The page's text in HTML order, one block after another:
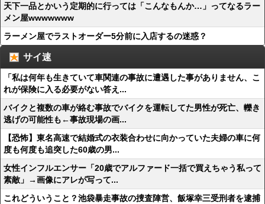
天下一品とかいう定期的に行っては「こんなもんか…」ってなるラー
メン屋wwwwwww
ラーメン屋でラストオーダー5分前に入店するの迷惑？
サイ速
「私は何年も生きていて車関連の事故に遭遇した事がありません、こ
れが保険に入る必要がない答え...
バイクと複数の車が絡む事故でバイクを運転してた男性が死亡、轢き
逃げの可能性も←事故現場の画...
【恐怖】東名高速で結婚式の衣装合わせに向かっていた夫婦の車に何
度も何度も追突した60歳の男...
女性インフルエンサー「20歳でアルファード一括で買えちゃう私って
素敵」→画像にアレが写って...
これどういうこと？池袋暴走事故の捜査陣営、飯塚幸三受刑者を逮捕